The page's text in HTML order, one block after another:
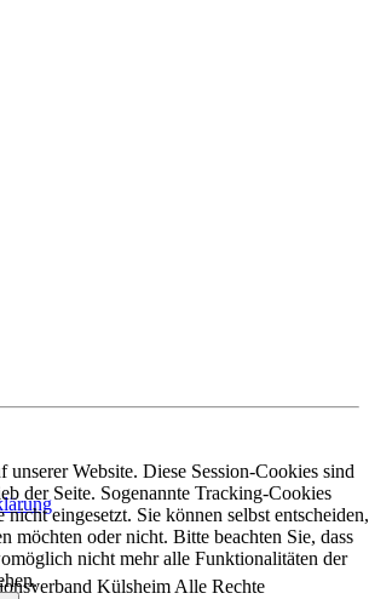
Külsheim Alle Rechte
unserer Website. Diese Session-Cookies sind
der Seite. Sogenannte Tracking-Cookies
nicht eingesetzt. Sie können selbst entscheiden,
möchten oder nicht. Bitte beachten Sie, dass
nicht mehr alle Funktionalitäten der